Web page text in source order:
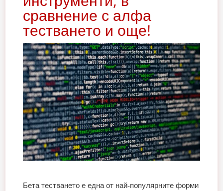
сравнение с алфа
тестването и още!
Бета тестването е една от най-популярните форми